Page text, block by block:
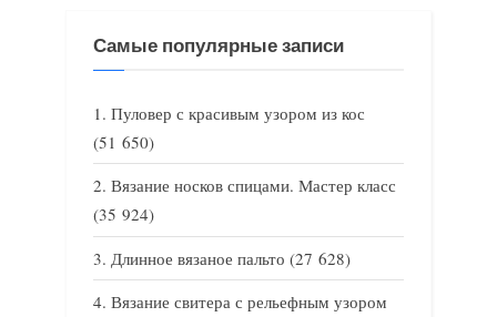
Самые популярные записи
Пуловер с красивым узором из кос
(51 650)
Вязание носков спицами. Мастер класс
(35 924)
Длинное вязаное пальто (27 628)
Вязание свитера с рельефным узором